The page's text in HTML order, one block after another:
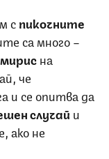
спикочните
са много –
на
че
и се опитва да
случай и
ако не